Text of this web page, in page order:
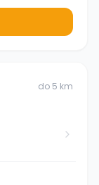
do 5 km